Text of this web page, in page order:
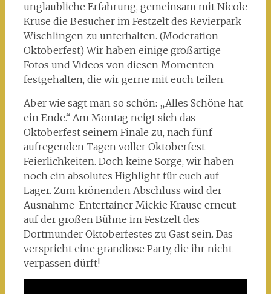
unglaubliche Erfahrung, gemeinsam mit Nicole
Kruse die Besucher im Festzelt des Revierpark
Wischlingen zu unterhalten. (Moderation
Oktoberfest) Wir haben einige großartige
Fotos und Videos von diesen Momenten
festgehalten, die wir gerne mit euch teilen.
Aber wie sagt man so schön: „Alles Schöne hat
ein Ende.“ Am Montag neigt sich das
Oktoberfest seinem Finale zu, nach fünf
aufregenden Tagen voller Oktoberfest-
Feierlichkeiten. Doch keine Sorge, wir haben
noch ein absolutes Highlight für euch auf
Lager. Zum krönenden Abschluss wird der
Ausnahme-Entertainer Mickie Krause erneut
auf der großen Bühne im Festzelt des
Dortmunder Oktoberfestes zu Gast sein. Das
verspricht eine grandiose Party, die ihr nicht
verpassen dürft!